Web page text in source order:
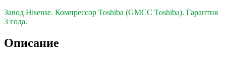
Завод Hisense. Компрессор Toshiba (GMCC Toshiba). Гарантия
3 года.
Описание